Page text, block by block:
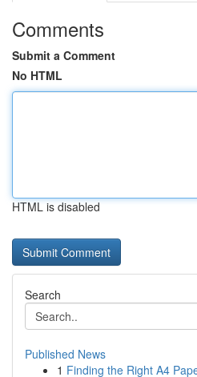
Comments
Submit a Comment
No HTML
HTML is disabled
Search
Published News
1 Finding the Right A4